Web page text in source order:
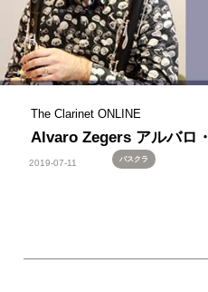
The Clarinet ONLINE
Alvaro Zegers アルバロ
2019-07-11 バスクラ